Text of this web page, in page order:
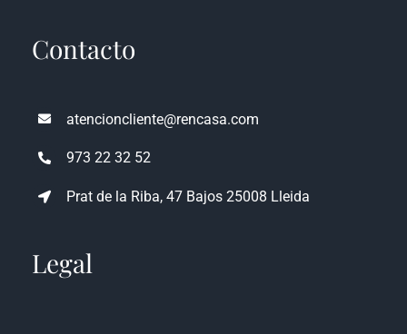
Contacto
atencioncliente@rencasa.com
973 22 32 52
Prat de la Riba, 47 Bajos 25008 Lleida
Legal